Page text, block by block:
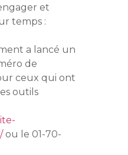
et
temps :
a lancé un
de
ceux qui ont
outils
ou le 01-70-